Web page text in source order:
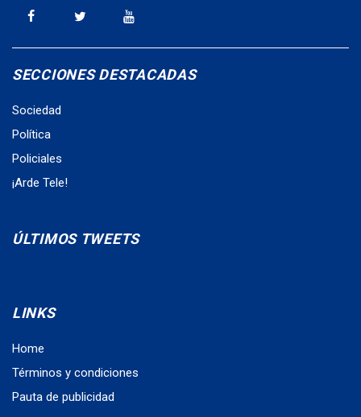
SECCIONES DESTACADAS
Sociedad
Política
Policiales
¡Arde Tele!
ÚLTIMOS TWEETS
LINKS
Home
Términos y condiciones
Pauta de publicidad